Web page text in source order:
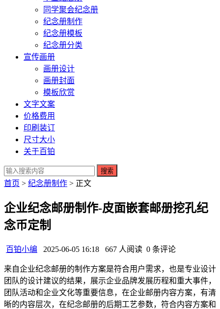
同学聚会纪念册
纪念册制作
纪念册模板
纪念册分类
宣传画册
画册设计
画册封面
模板欣赏
文字文案
价格费用
印刷装订
尺寸大小
关于百铂
搜索
首页 > 纪念册制作 > 正文
企业纪念邮册制作-皮面嵌套邮册挖孔纪
念币定制
百铂小编 2025-06-05 16:18 667 人阅读 0 条评论
来自企业纪念邮册的制作方案是符合用户需求，也是专业设计
团队的设计建议的结果，展示企业品牌发展历程和重大事件，
团队活动和企业文化等重要信息，在企业邮册内容方案，有清
晰的内容层次，在纪念邮册的后期工艺参数，符合内容方案和